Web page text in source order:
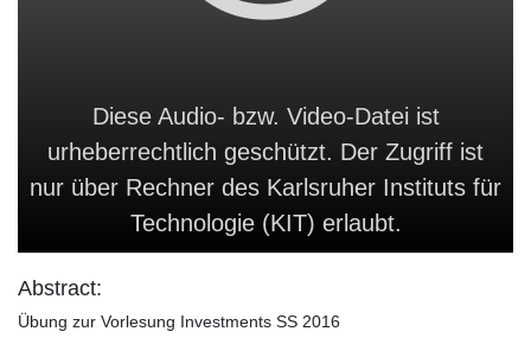
Diese Audio- bzw. Video-Datei ist
urheberrechtlich geschützt. Der Zugriff ist
nur über Rechner des Karlsruher Instituts für
Technologie (KIT) erlaubt.
Abstract:
Übung zur Vorlesung Investments SS 2016